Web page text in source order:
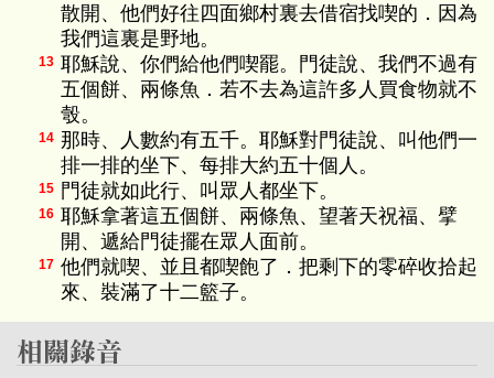
散開、他們好往四面鄉村裏去借宿找喫的．因為
我們這裏是野地。
13 耶穌說、你們給他們喫罷。門徒說、我們不過有
五個餅、兩條魚．若不去為這許多人買食物就不
彀。
14 那時、人數約有五千。耶穌對門徒說、叫他們一
排一排的坐下、每排大約五十個人。
15 門徒就如此行、叫眾人都坐下。
16 耶穌拿著這五個餅、兩條魚、望著天祝福、擘
開、遞給門徒擺在眾人面前。
17 他們就喫、並且都喫飽了．把剩下的零碎收拾起
來、裝滿了十二籃子。